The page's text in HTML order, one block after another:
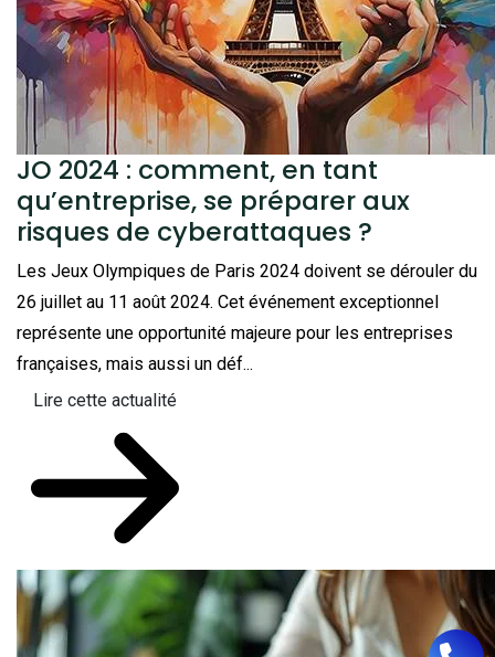
JO 2024 : comment, en tant
qu’entreprise, se préparer aux
risques de cyberattaques ?
Les Jeux Olympiques de Paris 2024 doivent se dérouler du
26 juillet au 11 août 2024. Cet événement exceptionnel
représente une opportunité majeure pour les entreprises
françaises, mais aussi un déf...
Lire cette actualité